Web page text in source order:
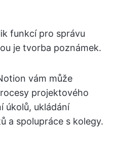
funkcí pro správu
je tvorba poznámek.
vám může
projektového
úkolů, ukládání
a spolupráce s kolegy.